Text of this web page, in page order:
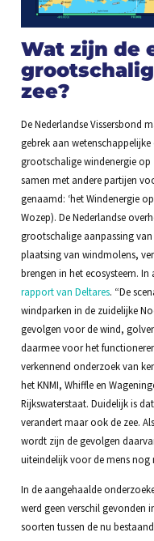
Wat zijn de
zee?
De Nederlandse Vissersbond
gebrek aan
grootschalige windenergie op
samen met andere partijen
genaamd: ‘het Windenergie
Wozep). De Nederlandse
grootschalige aanpassing
plaatsing van windmolens,
brengen in het ecosysteem.
rapport van Deltares. “De
windparken in de zuidelijke
gevolgen voor de wind,
daarmee voor het
verkennend onderzoek van
het KNMI, Whiffle en
Rijkswaterstaat. Duidelijk is
verandert maar ook de zee.
wordt zijn de gevolgen
uiteindelijk voor de mens nog
In de aangehaalde
werd geen verschil gevonden
soorten tussen de nu